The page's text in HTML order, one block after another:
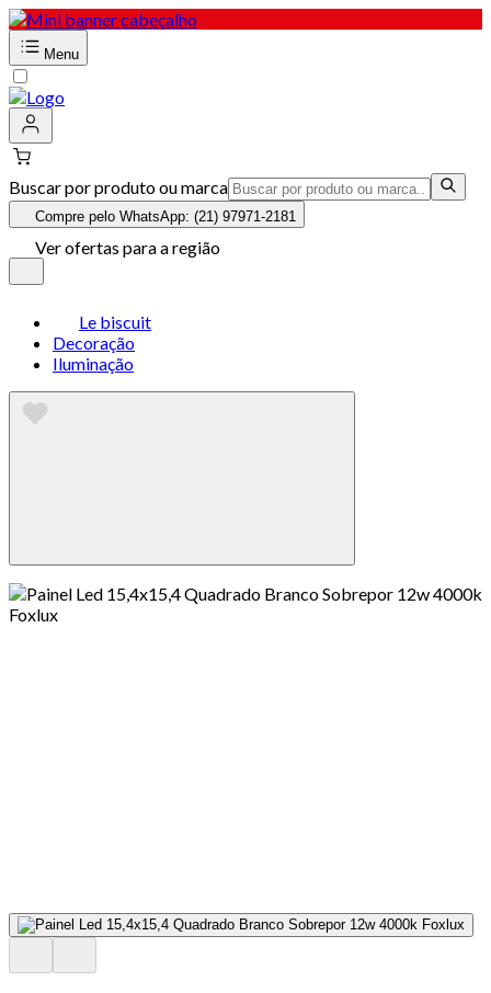
Menu
Buscar por produto ou marca
Compre pelo WhatsApp: (21) 97971-2181
Ver ofertas para a região
Le biscuit
Decoração
Iluminação